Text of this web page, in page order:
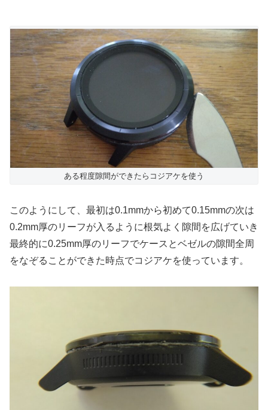
ある程度隙間ができたらコジアケを使う
このようにして、最初は0.1mmから初めて0.15mmの次は
0.2mm厚のリーフが入るように根気よく隙間を広げていき
最終的に0.25mm厚のリーフでケースとベゼルの隙間全周
をなぞることができた時点でコジアケを使っています。